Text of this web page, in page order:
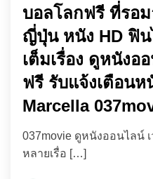
บอลโลกฟรี ที่รอ
ญี่ปุ่น หนัง HD ฟิ
เต็มเรื่อง ดูหนัง
ฟรี รับแจ้งเตือนห
Marcella
037movie ดูหนังออนไลน์
หลายเรื่อ […]